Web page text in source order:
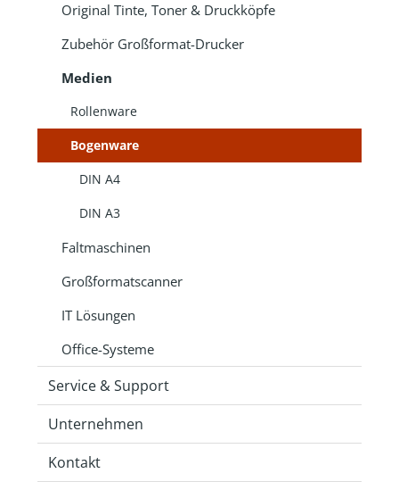
Original Tinte, Toner & Druckköpfe
Zubehör Großformat-Drucker
Medien
Rollenware
Bogenware
DIN A4
DIN A3
Faltmaschinen
Großformatscanner
IT Lösungen
Office-Systeme
Service & Support
Unternehmen
Kontakt